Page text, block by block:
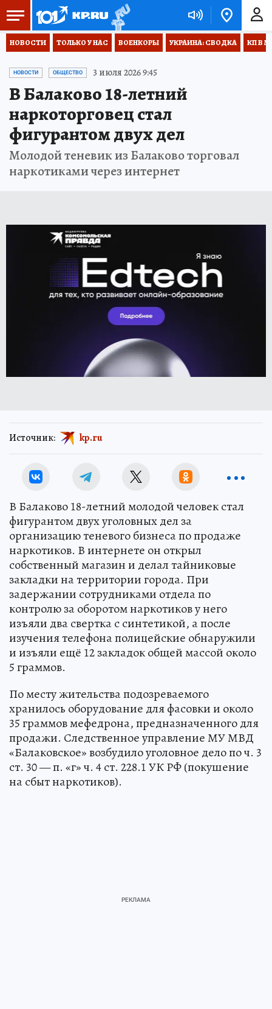
НОВОСТИ ТОЛЬКО У НАС ВОЕНКОРЫ УКРАИНА: СВОДКА КП В
НОВОСТИ ОБЩЕСТВО 3 июля 2026 9:45
В Балаково 18-летний
наркоторговец стал
фигурантом двух дел
Молодой теневик из Балаково торговал
наркотиками через интернет
Источник: kp.ru
В Балаково 18-летний молодой человек стал
фигурантом двух уголовных дел за
организацию теневого бизнеса по продаже
наркотиков. В интернете он открыл
собственный магазин и делал тайниковые
закладки на территории города. При
задержании сотрудниками отдела по
контролю за оборотом наркотиков у него
изъяли два свертка с синтетикой, а после
изучения телефона полицейские обнаружили
и изъяли ещё 12 закладок общей массой около
5 граммов.
По месту жительства подозреваемого
хранилось оборудование для фасовки и около
35 граммов мефедрона, предназначенного для
продажи. Следственное управление МУ МВД
«Балаковское» возбудило уголовное дело по ч. 3
ст. 30 — п. «г» ч. 4 ст. 228.1 УК РФ (покушение
на сбыт наркотиков).